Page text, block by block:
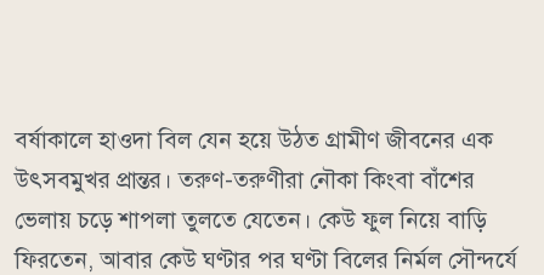
বর্ষাকালে হাওদা বিল যেন হয়ে উঠত গ্রামীণ জীবনের এক
উৎসবমুখর প্রান্তর। তরুণ-তরুণীরা নৌকা কিংবা বাঁশের
ভেলায় চড়ে শাপলা তুলতে যেতেন। কেউ ফুল নিয়ে বাড়ি
ফিরতেন, আবার কেউ ঘণ্টার পর ঘণ্টা বিলের নির্মল সৌন্দর্যে